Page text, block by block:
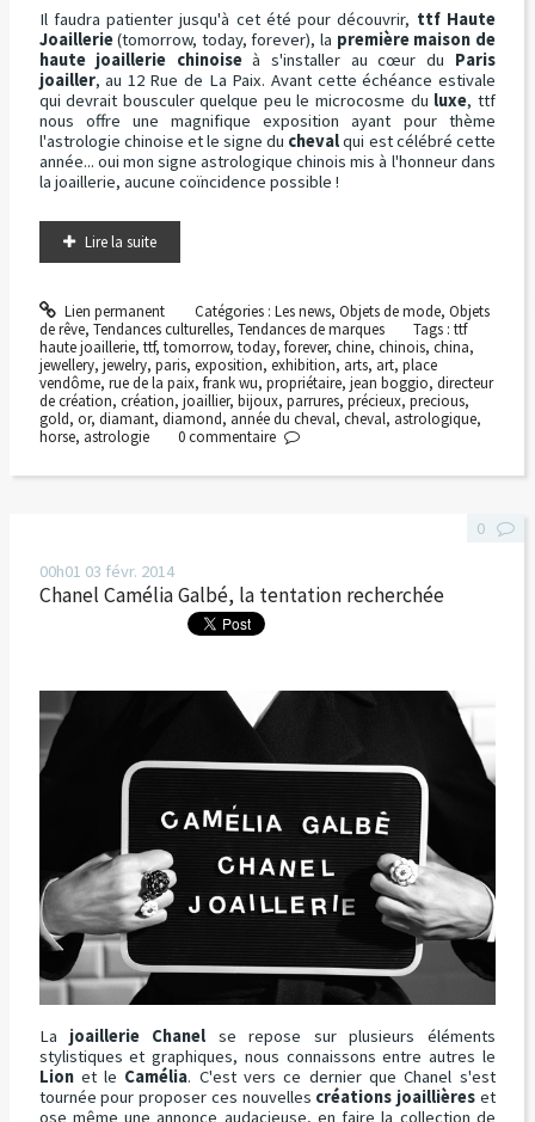
Il faudra patienter jusqu'à cet été pour découvrir, ttf Haute
Joaillerie(tomorrow, today, forever), la première maison de
haute joaillerie chinoiseà s'installer au cœur du Paris
joailler, au 12 Rue de La Paix. Avant cette échéance estivale
qui devrait bousculer quelque peu le microcosme du luxe, ttf
nous offre une magnifique exposition ayant pour thème
l'astrologie chinoise et le signe du chevalqui est célébré cette
année... oui mon signe astrologique chinois mis à l'honneur dans
la joaillerie, aucune coïncidence possible !
Lire la suite
Lien permanent Catégories : Les news, Objets de mode, Objets
de rêve, Tendances culturelles, Tendances de marques Tags :ttf
haute joaillerie, ttf, tomorrow, today, forever, chine, chinois, china,
jewellery, jewelry, paris, exposition, exhibition, arts, art, place
vendôme, rue de la paix, frank wu, propriétaire, jean boggio, directeur
de création, création, joaillier, bijoux, parrures, précieux, precious,
gold, or, diamant, diamond, année du cheval, cheval, astrologique,
horse, astrologie 0commentaire
00h01 03 févr. 2014
Chanel Camélia Galbé, la tentation recherchée
La joaillerie Chanel se repose sur plusieurs éléments
stylistiques et graphiques, nous connaissons entre autres le
Lionet le Camélia. C'est vers ce dernier que Chanel s'est
tournée pour proposer ces nouvelles créations joaillières et
ose même une annonce audacieuse, en faire la collection de
0